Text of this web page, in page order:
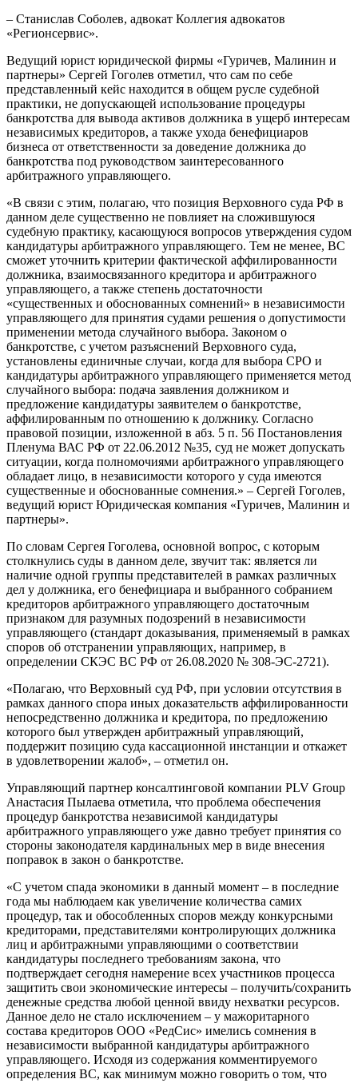
– Станислав Соболев, адвокат Коллегия адвокатов
«Регионсервис».
Ведущий юрист юридической фирмы «Гуричев, Малинин и
партнеры» Сергей Гоголев отметил, что сам по себе
представленный кейс находится в общем русле судебной
практики, не допускающей использование процедуры
банкротства для вывода активов должника в ущерб интересам
независимых кредиторов, а также ухода бенефициаров
бизнеса от ответственности за доведение должника до
банкротства под руководством заинтересованного
арбитражного управляющего.
«В связи с этим, полагаю, что позиция Верховного суда РФ в
данном деле существенно не повлияет на сложившуюся
судебную практику, касающуюся вопросов утверждения судом
кандидатуры арбитражного управляющего. Тем не менее, ВС
сможет уточнить критерии фактической аффилированности
должника, взаимосвязанного кредитора и арбитражного
управляющего, а также степень достаточности
«существенных и обоснованных сомнений» в независимости
управляющего для принятия судами решения о допустимости
применении метода случайного выбора. Законом о
банкротстве, с учетом разъяснений Верховного суда,
установлены единичные случаи, когда для выбора СРО и
кандидатуры арбитражного управляющего применяется метод
случайного выбора: подача заявления должником и
предложение кандидатуры заявителем о банкротстве,
аффилированным по отношению к должнику. Согласно
правовой позиции, изложенной в абз. 5 п. 56 Постановления
Пленума ВАС РФ от 22.06.2012 №35, суд не может допускать
ситуации, когда полномочиями арбитражного управляющего
обладает лицо, в независимости которого у суда имеются
существенные и обоснованные сомнения.» – Сергей Гоголев,
ведущий юрист Юридическая компания «Гуричев, Малинин и
партнеры».
По словам Сергея Гоголева, основной вопрос, с которым
столкнулись суды в данном деле, звучит так: является ли
наличие одной группы представителей в рамках различных
дел у должника, его бенефициара и выбранного собранием
кредиторов арбитражного управляющего достаточным
признаком для разумных подозрений в независимости
управляющего (стандарт доказывания, применяемый в рамках
споров об отстранении управляющих, например, в
определении СКЭС ВС РФ от 26.08.2020 № 308-ЭС-2721).
«Полагаю, что Верховный суд РФ, при условии отсутствия в
рамках данного спора иных доказательств аффилированности
непосредственно должника и кредитора, по предложению
которого был утвержден арбитражный управляющий,
поддержит позицию суда кассационной инстанции и откажет
в удовлетворении жалоб», – отметил он.
Управляющий партнер консалтинговой компании PLV Group
Анастасия Пылаева отметила, что проблема обеспечения
процедур банкротства независимой кандидатуры
арбитражного управляющего уже давно требует принятия со
стороны законодателя кардинальных мер в виде внесения
поправок в закон о банкротстве.
«С учетом спада экономики в данный момент – в последние
года мы наблюдаем как увеличение количества самих
процедур, так и обособленных споров между конкурсными
кредиторами, представителями контролирующих должника
лиц и арбитражными управляющими о соответствии
кандидатуры последнего требованиям закона, что
подтверждает сегодня намерение всех участников процесса
защитить свои экономические интересы – получить/сохранить
денежные средства любой ценной ввиду нехватки ресурсов.
Данное дело не стало исключением – у мажоритарного
состава кредиторов ООО «РедСис» имелись сомнения в
независимости выбранной кандидатуры арбитражного
управляющего. Исходя из содержания комментируемого
определения ВС, как минимум можно говорить о том, что